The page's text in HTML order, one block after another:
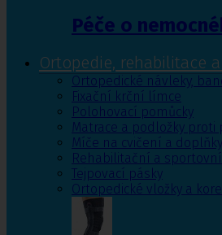
Péče o
Ortopedie, rehabilitace
Ortopedické návleky,
Fixační krční límce
Polohovací pomůcky
Matrace a podložky proti
Míče na cvičení a
Rehabilitační a
Tejpovací pásky
Ortopedické vložky a